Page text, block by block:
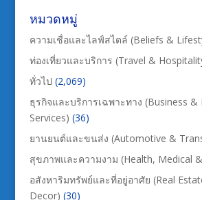
หมวดหมู่
ความเชื่อและไลฟ์สไตล์ (Beliefs &
ท่องเที่ยวและบริการ (Travel &
ทั่วไป (2,069)
ธุรกิจและบริการเฉพาะทาง (Business &
Services) (36)
ยานยนต์และขนส่ง (Automotive &
สุขภาพและความงาม (Health, Medical
อสังหาริมทรัพย์และที่อยู่อาศัย (Real
Decor) (30)